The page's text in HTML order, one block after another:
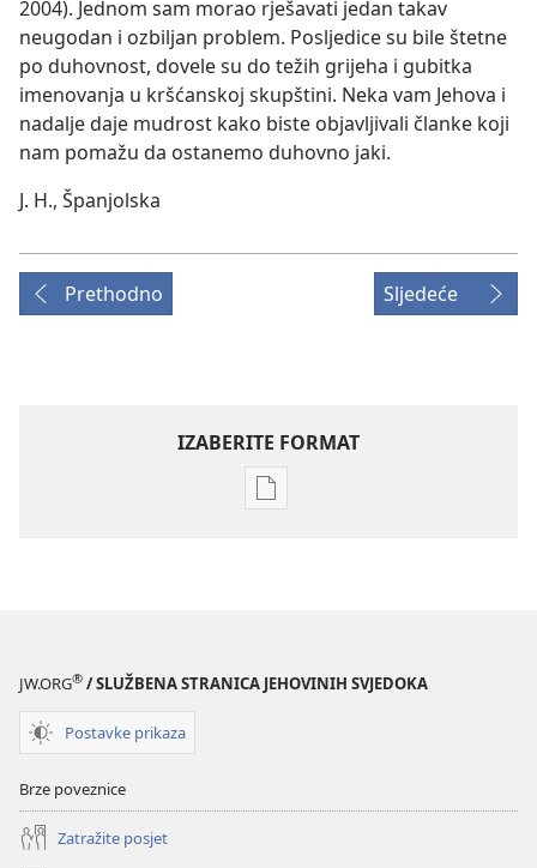
2004). Jednom sam morao rješavati jedan takav
neugodan i ozbiljan problem. Posljedice su bile štetne
po duhovnost, dovele su do težih grijeha i gubitka
imenovanja u kršćanskoj skupštini. Neka vam Jehova i
nadalje daje mudrost kako biste objavljivali članke koji
nam pomažu da ostanemo duhovno jaki.
J. H., Španjolska
Prethodno Sljedeće
IZABERITE FORMAT
Postavke
8. prosinca
JW.ORG® / SLUŽBENA STRANICA JEHOVINIH SVJEDOKA
Postavke prikaza
Brze poveznice
Zatražite posjet